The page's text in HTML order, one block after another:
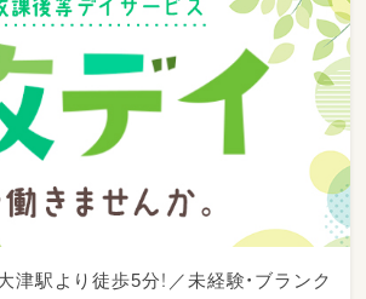
津駅より徒歩5分！／未経験・ブランク